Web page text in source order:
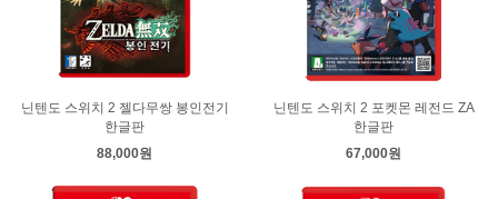
닌텐도 스위치 2 젤다무쌍 봉인전기
한글판
88,000원
닌텐도 스위치 2 포켓몬 레전드 ZA
한글판
67,000원